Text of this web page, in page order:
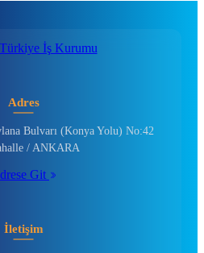
Adres
Bulvarı (Konya Yolu) No:42
/ ANKARA
Git
İletişim